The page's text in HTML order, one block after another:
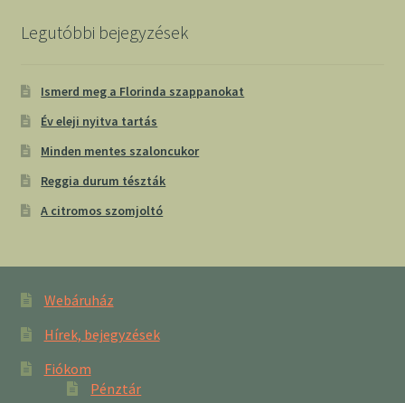
Legutóbbi bejegyzések
Ismerd meg a Florinda szappanokat
Év eleji nyitva tartás
Minden mentes szaloncukor
Reggia durum tészták
A citromos szomjoltó
Webáruház
Hírek, bejegyzések
Fiókom
Pénztár